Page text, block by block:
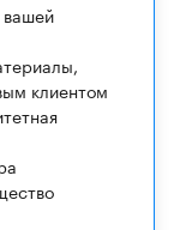
вашей
клиентом